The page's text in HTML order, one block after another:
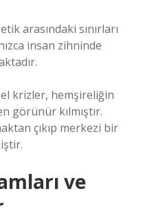
arasındaki sınırları
insan zihninde
krizler, hemşireliğin
görünür kılmıştır.
çıkıp merkezi bir
ve